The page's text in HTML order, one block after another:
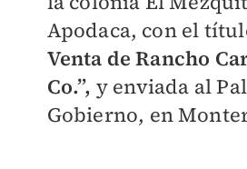
Apodaca, con el
Venta de Rancho
Co.”, y enviada al
Gobierno, en